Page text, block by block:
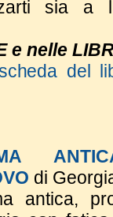
sia a
e nelle
del
di
antica,